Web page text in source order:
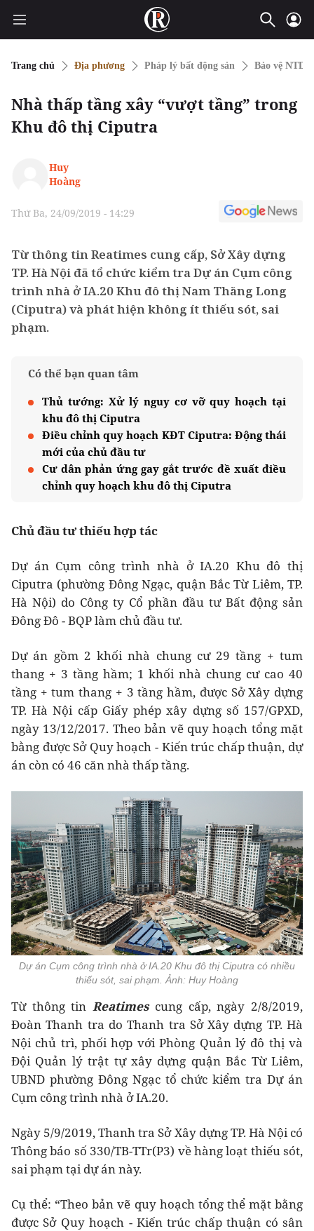
Trang chủ Địa phương Pháp lý bất động sản Bảo vệ NTD
Nhà thấp tầng xây “vượt tầng” trong
Khu đô thị Ciputra
Huy
Hoàng
Thứ Ba, 24/09/2019 - 14:29
Từ thông tin Reatimes cung cấp, Sở Xây dựng
TP. Hà Nội đã tổ chức kiểm tra Dự án Cụm công
trình nhà ở IA.20 Khu đô thị Nam Thăng Long
(Ciputra) và phát hiện không ít thiếu sót, sai
phạm.
Có thể bạn quan tâm
Thủ tướng: Xử lý nguy cơ vỡ quy hoạch tại
khu đô thị Ciputra
Điều chỉnh quy hoạch KĐT Ciputra: Động thái
mới của chủ đầu tư
Cư dân phản ứng gay gắt trước đề xuất điều
chỉnh quy hoạch khu đô thị Ciputra
Chủ đầu tư thiếu hợp tác
Dự án Cụm công trình nhà ở IA.20 Khu đô thị
Ciputra (phường Đông Ngạc, quận Bắc Từ Liêm, TP.
Hà Nội) do Công ty Cổ phần đầu tư Bất động sản
Đông Đô - BQP làm chủ đầu tư.
Dự án gồm 2 khối nhà chung cư 29 tầng + tum
thang + 3 tầng hầm; 1 khối nhà chung cư cao 40
tầng + tum thang + 3 tầng hầm, được Sở Xây dựng
TP. Hà Nội cấp Giấy phép xây dựng số 157/GPXD,
ngày 13/12/2017. Theo bản vẽ quy hoạch tổng mặt
bằng được Sở Quy hoạch - Kiến trúc chấp thuận, dự
án còn có 46 căn nhà thấp tầng.
Dự án Cụm công trình nhà ở IA.20 Khu đô thị Ciputra có nhiều
thiếu sót, sai phạm. Ảnh: Huy Hoàng
Từ thông tinReatimes cung cấp, ngày 2/8/2019,
Đoàn Thanh tra do Thanh tra Sở Xây dựng TP. Hà
Nội chủ trì, phối hợp với Phòng Quản lý đô thị và
Đội Quản lý trật tự xây dựng quận Bắc Từ Liêm,
UBND phường Đông Ngạc tổ chức kiểm tra Dự án
Cụm công trình nhà ở IA.20.
Ngày 5/9/2019, Thanh tra Sở Xây dựng TP. Hà Nội có
Thông báo số 330/TB-TTr(P3) về hàng loạt thiếu sót,
sai phạm tại dự án này.
Cụ thể: “Theo bản vẽ quy hoạch tổng thể mặt bằng
được Sở Quy hoạch - Kiến trúc chấp thuận có sân